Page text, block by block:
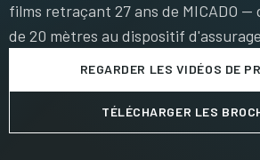
films retraçant 27 ans de MICADO —
de 20 mètres au dispositif
REGARDER LES VIDÉOS DE
TÉLÉCHARGER LES